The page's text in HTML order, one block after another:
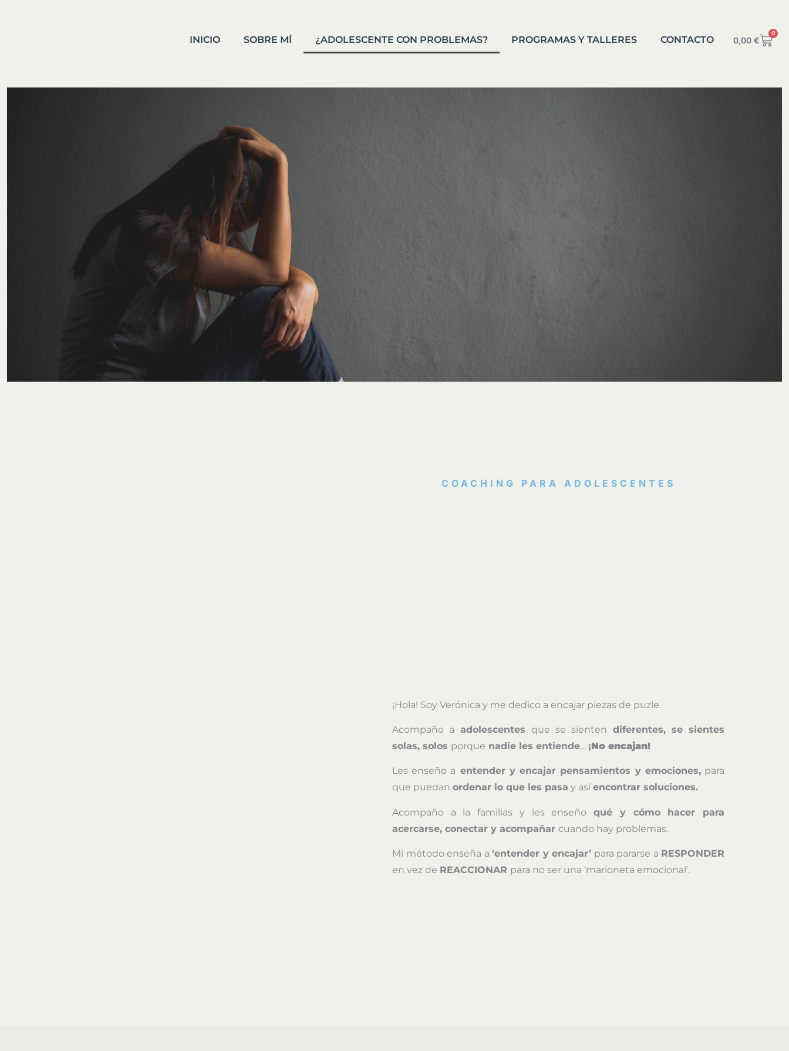
0,00€
0
INICIO SOBRE MÍ ¿ADOLESCENTE CON PROBLEMAS? PROGRAMAS Y TALLERES CONTACTO
COACHING PARA ADOLESCENTES
¡Hola! Soy Verónica y me dedico a encajar piezas de puzle.
Acompaño a adolescentes que se sienten diferentes, se sientes
solas, solos porque nadie les entiende… ¡No encajan!
Les enseño a entender y encajar pensamientos y emociones,para
que puedan ordenar lo que les pasa y asíencontrar soluciones.
Acompaño a la familias y les enseñoqué y cómo hacer para
acercarse, conectar y acompañar cuando hay problemas.
Mi método enseña a ‘entender y encajar’ para pararse a RESPONDER
en vez de REACCIONAR para no ser una ‘marioneta emocional’.